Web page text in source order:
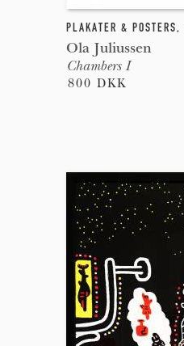
PLAKATER & POSTERS,
Ola Juliussen
Chambers I
800 DKK